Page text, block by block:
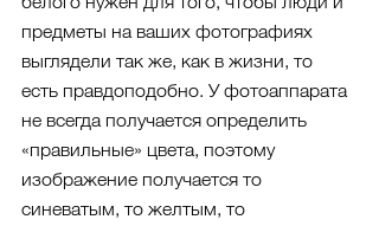
предметы на ваших фотографиях
выглядели так же, как в жизни, то
есть правдоподобно. У фотоаппарата
не всегда получается определить
«правильные» цвета, поэтому
изображение получается то
синеватым, то желтым, то